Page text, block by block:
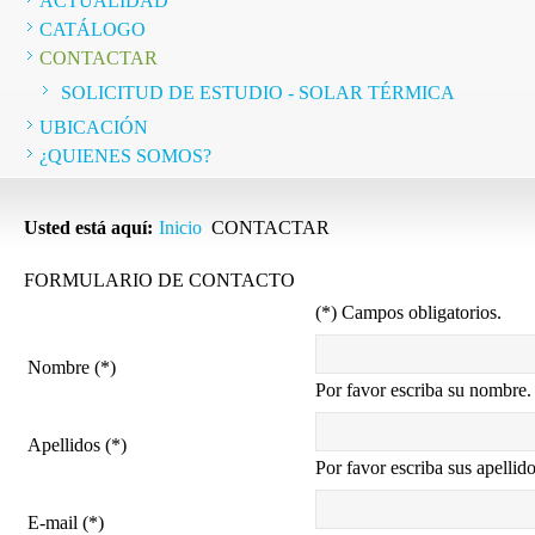
CATÁLOGO
CONTACTAR
SOLICITUD DE ESTUDIO - SOLAR TÉRMICA
UBICACIÓN
¿QUIENES SOMOS?
Usted está aquí: Inicio CONTACTAR
FORMULARIO DE CONTACTO
(*) Campos obligatorios.
Nombre (*)
Por favor escriba su nombre.
Apellidos (*)
Por favor escriba sus
E-mail (*)